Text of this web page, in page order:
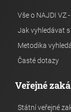
Vše o NAJDI VZ
Jak vyhledávat s
Metodika
Časté dotazy
Veřejné
Státní veřejné